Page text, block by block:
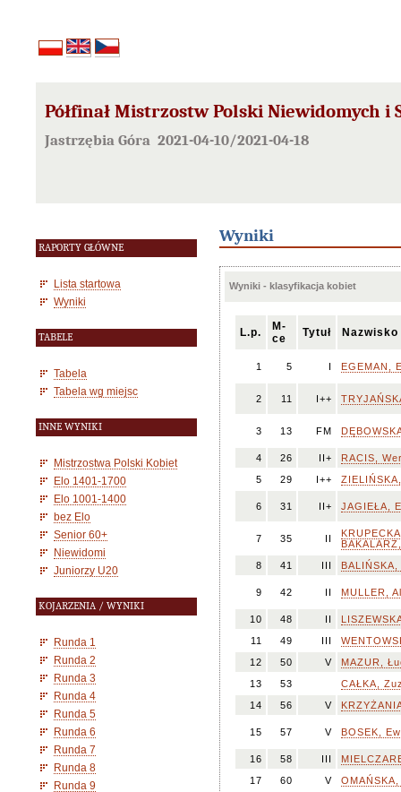
Półfinał Mistrzostw Polski Niewidomych i
Jastrzębia Góra 2021-04-10/2021-04-18
RAPORTY GŁÓWNE
Lista startowa
Wyniki
TABELE
Tabela
Tabela wg miejsc
INNE WYNIKI
Mistrzostwa Polski Kobiet
Elo 1401-1700
Elo 1001-1400
bez Elo
Senior 60+
Niewidomi
Juniorzy U20
KOJARZENIA / WYNIKI
Runda 1
Runda 2
Runda 3
Runda 4
Runda 5
Runda 6
Runda 7
Runda 8
Runda 9
Wyniki
Wyniki - klasyfikacja kobiet
L.p.
M-
ce
Tytuł
1 5 I EGEMAN,
2 11 I++
3 13 FM
4 26 II+
RACIS,
5
29 I++
6 31 II+ JAGIEŁA,
7 35 II
8
41 III BALIŃSKA,
9 42 II MULLER,
10 48 II
11
49 III
12
50 V
MAZUR,
13
53
CAŁKA,
14
56 V
15 57 V BOSEK,
16 58 III
17
60 V